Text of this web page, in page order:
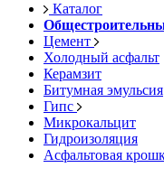
Каталог
Цемент
Холодный асфальт
Керамзит
Битумная эмульсия
Гипс
Микрокальцит
Гидроизоляция
Асфальтовая